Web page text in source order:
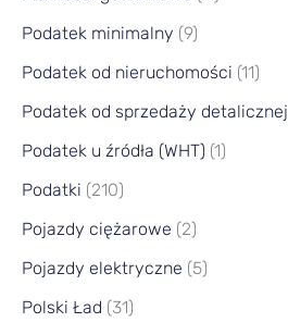
Podatek minimalny (9)
Podatek od nieruchomości (11)
Podatek od sprzedaży detalicznej
Podatek u źródła (WHT) (1)
Podatki (210)
Pojazdy ciężarowe (2)
Pojazdy elektryczne (5)
Polski Ład (31)